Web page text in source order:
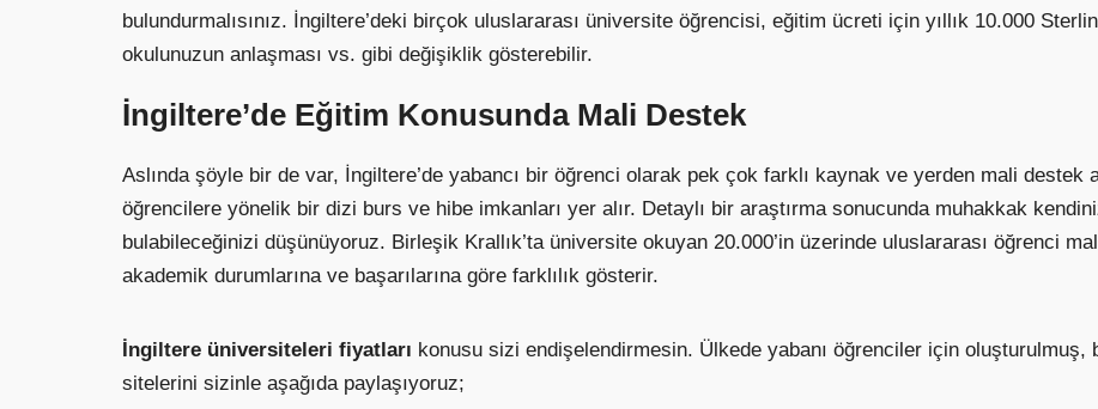
bulundurmalısınız. İngiltere’deki birçok uluslararası üniversite öğrencisi, eğitim ücreti için yıllık 10.000
okulunuzun anlaşması vs. gibi değişiklik gösterebilir.
İngiltere’de Eğitim Konusunda Mali Destek
Aslında şöyle bir de var, İngiltere’de yabancı bir öğrenci olarak pek çok farklı kaynak ve yerden mali destek
öğrencilere yönelik bir dizi burs ve hibe imkanları yer alır. Detaylı bir araştırma sonucunda muhakkak
bulabileceğinizi düşünüyoruz. Birleşik Krallık’ta üniversite okuyan 20.000’in üzerinde uluslararası öğrenci
akademik durumlarına ve başarılarına göre farklılık gösterir.
İngiltere üniversiteleri fiyatları konusu sizi endişelendirmesin. Ülkede yabanı öğrenciler için oluşturulmuş,
sitelerini sizinle aşağıda paylaşıyoruz;